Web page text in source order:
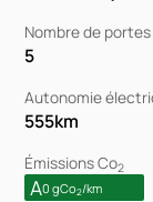
Nombre de portes
5
Autonomie
555km
Émissions Co2
A0 gCo2/km